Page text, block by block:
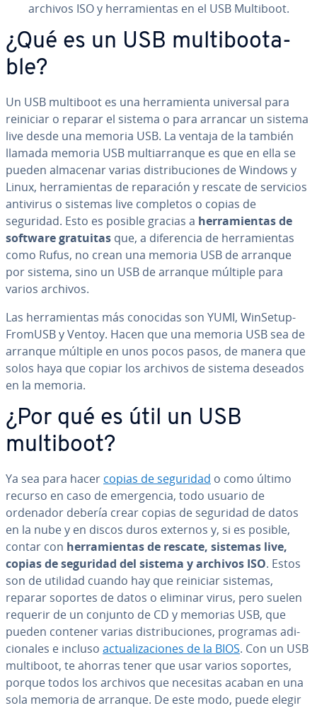
archivos ISO y he­rra­mie­n­tas en el USB Multiboot.
¿Qué es un USB mu­l­ti­boo­ta­
ble?
Un USB multiboot es una he­rra­mie­n­ta universal para
reiniciar o reparar el sistema o para arrancar un sistema
live desde una memoria USB. La ventaja de la también
llamada memoria USB mu­l­ti­arra­n­que es que en ella se
pueden almacenar varias di­s­tri­bu­cio­nes de Windows y
Linux, he­rra­mie­n­tas de re­pa­ra­ción y rescate de servicios
antivirus o sistemas live completos o copias de
seguridad. Esto es posible gracias a he­rra­mie­n­tas de
software gratuitas que, a di­fe­re­n­cia de he­rra­mie­n­tas
como Rufus, no crean una memoria USB de arranque
por sistema, sino un USB de arranque múltiple para
varios archivos.
Las he­rra­mie­n­tas más conocidas son YUMI, Wi­n­Se­tu­p­
Fro­mU­SB y Ventoy. Hacen que una memoria USB sea de
arranque múltiple en unos pocos pasos, de manera que
solos haya que copiar los archivos de sistema deseados
en la memoria.
¿Por qué es útil un USB
multiboot?
Ya sea para hacer copias de seguridad o como último
recurso en caso de eme­r­ge­n­cia, todo usuario de
ordenador debería crear copias de seguridad de datos
en la nube y en discos duros externos y, si es posible,
contar con he­rra­mie­n­tas de rescate, sistemas live,
copias de seguridad del sistema y archivos ISO. Estos
son de utilidad cuando hay que reiniciar sistemas,
reparar soportes de datos o eliminar virus, pero suelen
requerir de un conjunto de CD y memorias USB, que
pueden contener varias di­s­tri­bu­cio­nes, programas adi­
cio­na­les e incluso ac­tua­li­za­cio­nes de la BIOS. Con un USB
multiboot, te ahorras tener que usar varios soportes,
porque todos los archivos que necesitas acaban en una
sola memoria de arranque. De este modo, puede elegir